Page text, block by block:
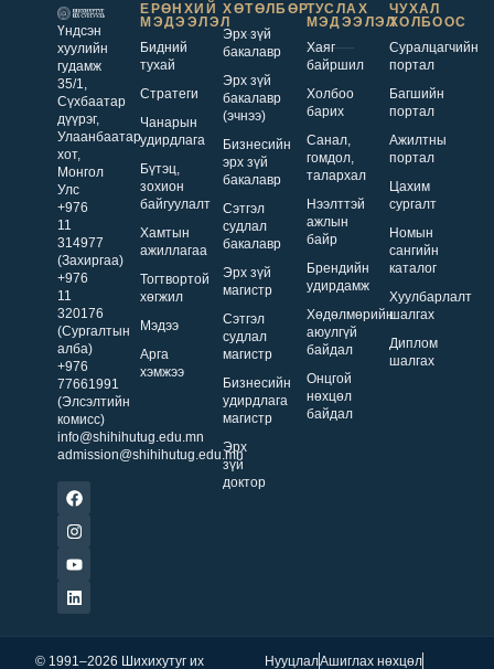
Үндсэн
хуулийн
гудамж
35/1,
Сүхбаатар
дүүрэг,
Улаанбаатар
хот,
Монгол
Улс
+976
11
314977
(Захиргаа)
+976
11
320176
(Сургалтын
алба)
+976
77661991
(Элсэлтийн
комисс)
info@shihihutug.edu.mn
admission@shihihutug.edu.mn
ЕРӨНХИЙ
МЭДЭЭЛЭЛ
Бидний
тухай
Стратеги
Чанарын
удирдлага
Бүтэц,
зохион
байгуулалт
Хамтын
ажиллагаа
Тогтвортой
хөгжил
Мэдээ
Арга
хэмжээ
ХӨТӨЛБӨР
Эрх зүй
бакалавр
Эрх зүй
бакалавр
(эчнээ)
Бизнесийн
эрх зүй
бакалавр
Сэтгэл
судлал
бакалавр
Эрх зүй
магистр
Сэтгэл
судлал
магистр
Бизнесийн
удирдлага
магистр
Эрх
зүй
доктор
ТУСЛАХ
МЭДЭЭЛЭЛ
Хаяг
байршил
Холбоо
барих
Санал,
гомдол,
талархал
Нээлттэй
ажлын
байр
Брендийн
удирдамж
Хөдөлмөрийн
аюулгүй
байдал
Онцгой
нөхцөл
байдал
ЧУХАЛ
ХОЛБООС
Суралцагчийн
портал
Багшийн
портал
Ажилтны
портал
Цахим
сургалт
Номын
сангийн
каталог
Хуулбарлалт
шалгах
Диплом
шалгах
© 1991–2026 Шихихутуг их НууцлалАшиглах нөхцөл